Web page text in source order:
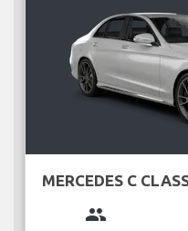
MERCEDES C
group